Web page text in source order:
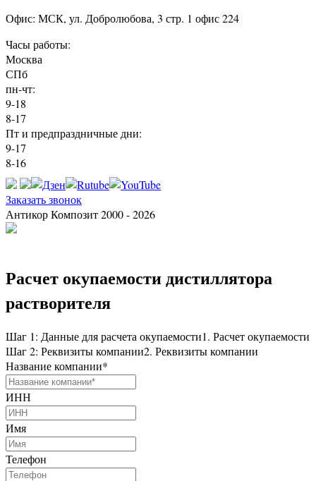
Офис: МСК, ул. Добролюбова, 3 стр. 1 офис 224
Часы работы:
Москва
СПб
пн-чт:
9-18
8-17
Пт и предпраздничные дни:
9-17
8-16
Заказать звонок
Антикор Композит 2000 - 2026
Расчет окупаемости дистиллятора
растворителя
Шаг 1: Данные для расчета окупаемости1. Расчет окупаемости
Шаг 2: Реквизиты компании2. Реквизиты компании
Название компании*
ИНН
Имя
Телефон